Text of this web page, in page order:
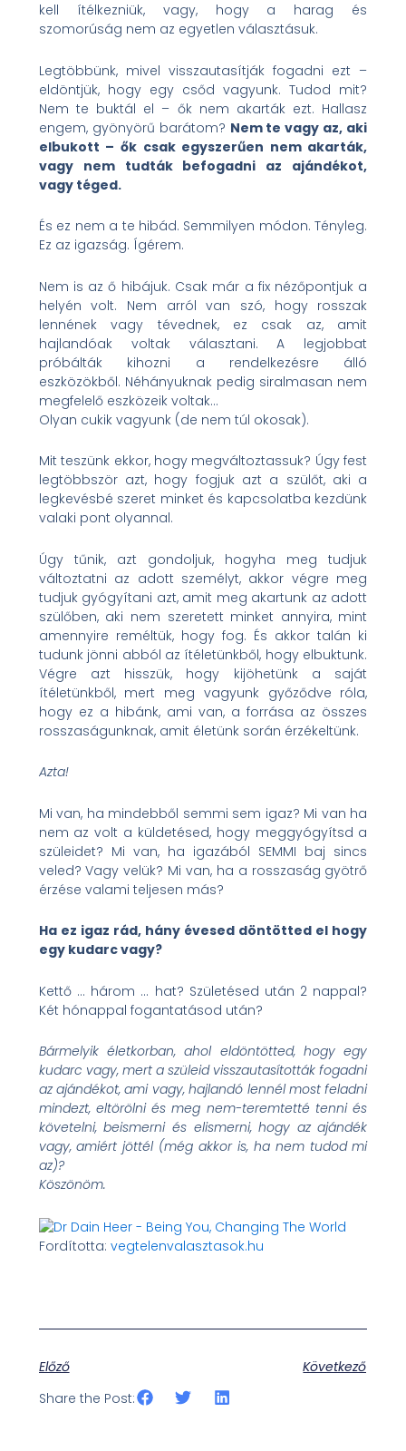
kell ítélkezniük, vagy, hogy a harag és
szomorúság nem az egyetlen választásuk.
Legtöbbünk, mivel visszautasítják fogadni ezt –
eldöntjük, hogy egy csőd vagyunk. Tudod mit?
Nem te buktál el – ők nem akarták ezt. Hallasz
engem, gyönyörű barátom? Nem te vagy az, aki
elbukott – ők csak egyszerűen nem akarták,
vagy nem tudták befogadni az ajándékot,
vagy téged.
És ez nem a te hibád. Semmilyen módon. Tényleg.
Ez az igazság. Ígérem.
Nem is az ő hibájuk. Csak már a fix nézőpontjuk a
helyén volt. Nem arról van szó, hogy rosszak
lennének vagy tévednek, ez csak az, amit
hajlandóak voltak választani. A legjobbat
próbálták kihozni a rendelkezésre álló
eszközökből. Néhányuknak pedig siralmasan nem
megfelelő eszközeik voltak…
Olyan cukik vagyunk (de nem túl okosak).
Mit teszünk ekkor, hogy megváltoztassuk? Úgy fest
legtöbbször azt, hogy fogjuk azt a szülőt, aki a
legkevésbé szeret minket és kapcsolatba kezdünk
valaki pont olyannal.
Úgy tűnik, azt gondoljuk, hogyha meg tudjuk
változtatni az adott személyt, akkor végre meg
tudjuk gyógyítani azt, amit meg akartunk az adott
szülőben, aki nem szeretett minket annyira, mint
amennyire reméltük, hogy fog. És akkor talán ki
tudunk jönni abból az ítéletünkből, hogy elbuktunk.
Végre azt hisszük, hogy kijöhetünk a saját
ítéletünkből, mert meg vagyunk győződve róla,
hogy ez a hibánk, ami van, a forrása az összes
rosszaságunknak, amit életünk során érzékeltünk.
Azta!
Mi van, ha mindebből semmi sem igaz? Mi van ha
nem az volt a küldetésed, hogy meggyógyítsd a
szüleidet? Mi van, ha igazából SEMMI baj sincs
veled? Vagy velük? Mi van, ha a rosszaság gyötrő
érzése valami teljesen más?
Ha ez igaz rád, hány évesed döntötted el hogy
egy kudarc vagy?
Kettő … három … hat? Születésed után 2 nappal?
Két hónappal fogantatásod után?
Bármelyik életkorban, ahol eldöntötted, hogy egy
kudarc vagy, mert a szüleid visszautasították fogadni
az ajándékot, ami vagy, hajlandó lennél most feladni
mindezt, eltörölni és meg nem-teremtetté tenni és
követelni, beismerni és elismerni, hogy az ajándék
vagy, amiért jöttél (még akkor is, ha nem tudod mi
az)?
Köszönöm.
Fordította: vegtelenvalasztasok.hu
Előző
Következő
Share the Post: